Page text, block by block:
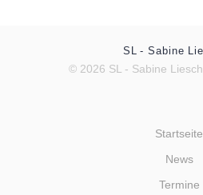
SL - Sabine
© 2026 SL - Sabine
Startseite
News
Termine